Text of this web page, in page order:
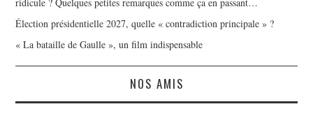
Élection présidentielle 2027, quelle « contradiction principale » ?
« La bataille de Gaulle », un film indispensable
NOS AMIS